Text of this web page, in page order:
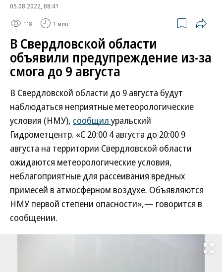
05.08.2022, 08:41
118 1 мин.
В Свердловской области
объявили предупреждение из-за
смога до 9 августа
В Свердловской области до 9 августа будут
наблюдаться неприятные метеорологические
условия (НМУ), сообщил уральский
Гидрометцентр. «С 20:00 4 августа до 20:00 9
августа на территории Свердловской области
ожидаются метеорологические условия,
неблагоприятные для рассеивания вредных
примесей в атмосферном воздухе. Объявляются
НМУ первой степени опасности»,— говорится в
сообщении.
Развернуть